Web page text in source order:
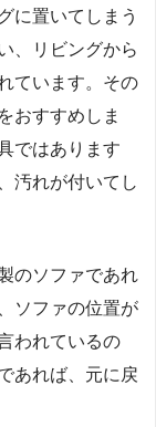
に置いてしまう
、リビングから
ています。その
おすすめしま
ではあります
汚れが付いてし
のソファであれ
ソファの位置が
われているの
あれば、元に戻